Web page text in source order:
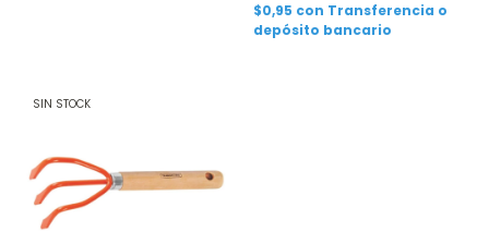
$0,95 con Transferencia o
depósito bancario
SIN STOCK